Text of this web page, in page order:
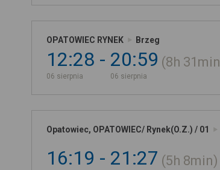
OPATOWIEC RYNEK Brzeg
12:28
06 sierpnia
20:59
06 sierpnia
8h 31min
Opatowiec, OPATOWIEC/ Rynek(O.Z.) / 01
16:19 21:27 5h 8min